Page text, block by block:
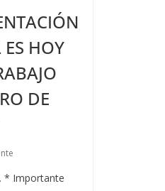
HOY
DE
* Importante